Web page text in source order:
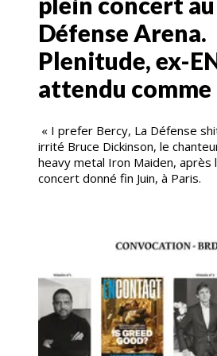
Défense Arena.
Plenitude, ex-
attendu comme
« I prefer Bercy, La Défense
irrité Bruce Dickinson, le
heavy metal Iron Maiden, après
concert donné fin Juin, à Paris.